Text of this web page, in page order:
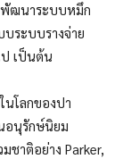
พัฒนาระบบหมึก
ระบบรางจ่าย
เป็นต้น
นโลกของปา
อนุรักษ์นิยม
าติอย่าง Parker,